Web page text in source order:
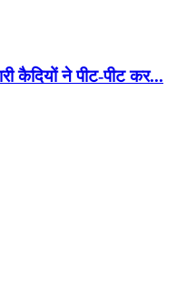
कैदियों ने पीट-पीट कर...